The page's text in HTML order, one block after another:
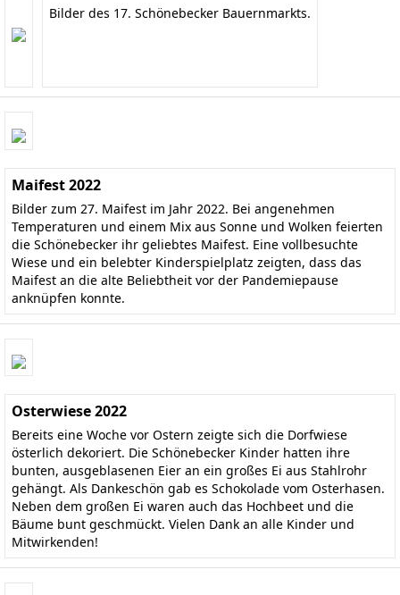
Bilder des 17. Schönebecker Bauernmarkts.
Maifest 2022
Bilder zum 27. Maifest im Jahr 2022. Bei angenehmen
Temperaturen und einem Mix aus Sonne und Wolken feierten
die Schönebecker ihr geliebtes Maifest. Eine vollbesuchte
Wiese und ein belebter Kinderspielplatz zeigten, dass das
Maifest an die alte Beliebtheit vor der Pandemiepause
anknüpfen konnte.
Osterwiese 2022
Bereits eine Woche vor Ostern zeigte sich die Dorfwiese
österlich dekoriert. Die Schönebecker Kinder hatten ihre
bunten, ausgeblasenen Eier an ein großes Ei aus Stahlrohr
gehängt. Als Dankeschön gab es Schokolade vom Osterhasen.
Neben dem großen Ei waren auch das Hochbeet und die
Bäume bunt geschmückt. Vielen Dank an alle Kinder und
Mitwirkenden!